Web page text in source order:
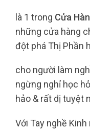
là 1 trong Cửa
những cửa hàng
đột phá Thị Phần
cho người làm
ngừng nghỉ học
hảo & rất dị tuyệt
Với Tay nghề